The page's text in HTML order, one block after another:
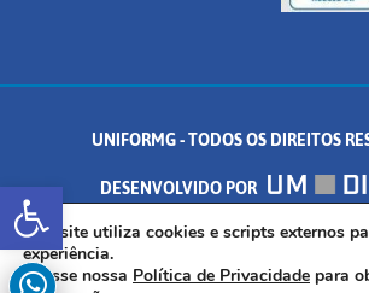
Abrir a barra de
UNIFORMG - TODOS OS DIREITOS
DESENVOLVIDO POR
AV. DR. ARNALDO DE SENNA, 328 - PALMEIRAS,
35.574.530
Este site utiliza cookies e scripts externos
experiência.
Acesse nossa Política de Privacidade para